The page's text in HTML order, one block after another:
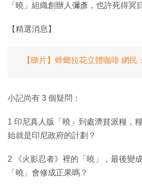
「曉」組織創辦人彌彥，也許死得冥
【精選消息】
【睇片】蟑螂拉花立體咖啡 網民
小記尚有 3 個疑問：
1 印尼真人版「曉」到處濟貧派糧，
始就是印尼政府的計劃？
2 《火影忍者》裡的「曉」，最後變
「曉」會修成正果嗎？